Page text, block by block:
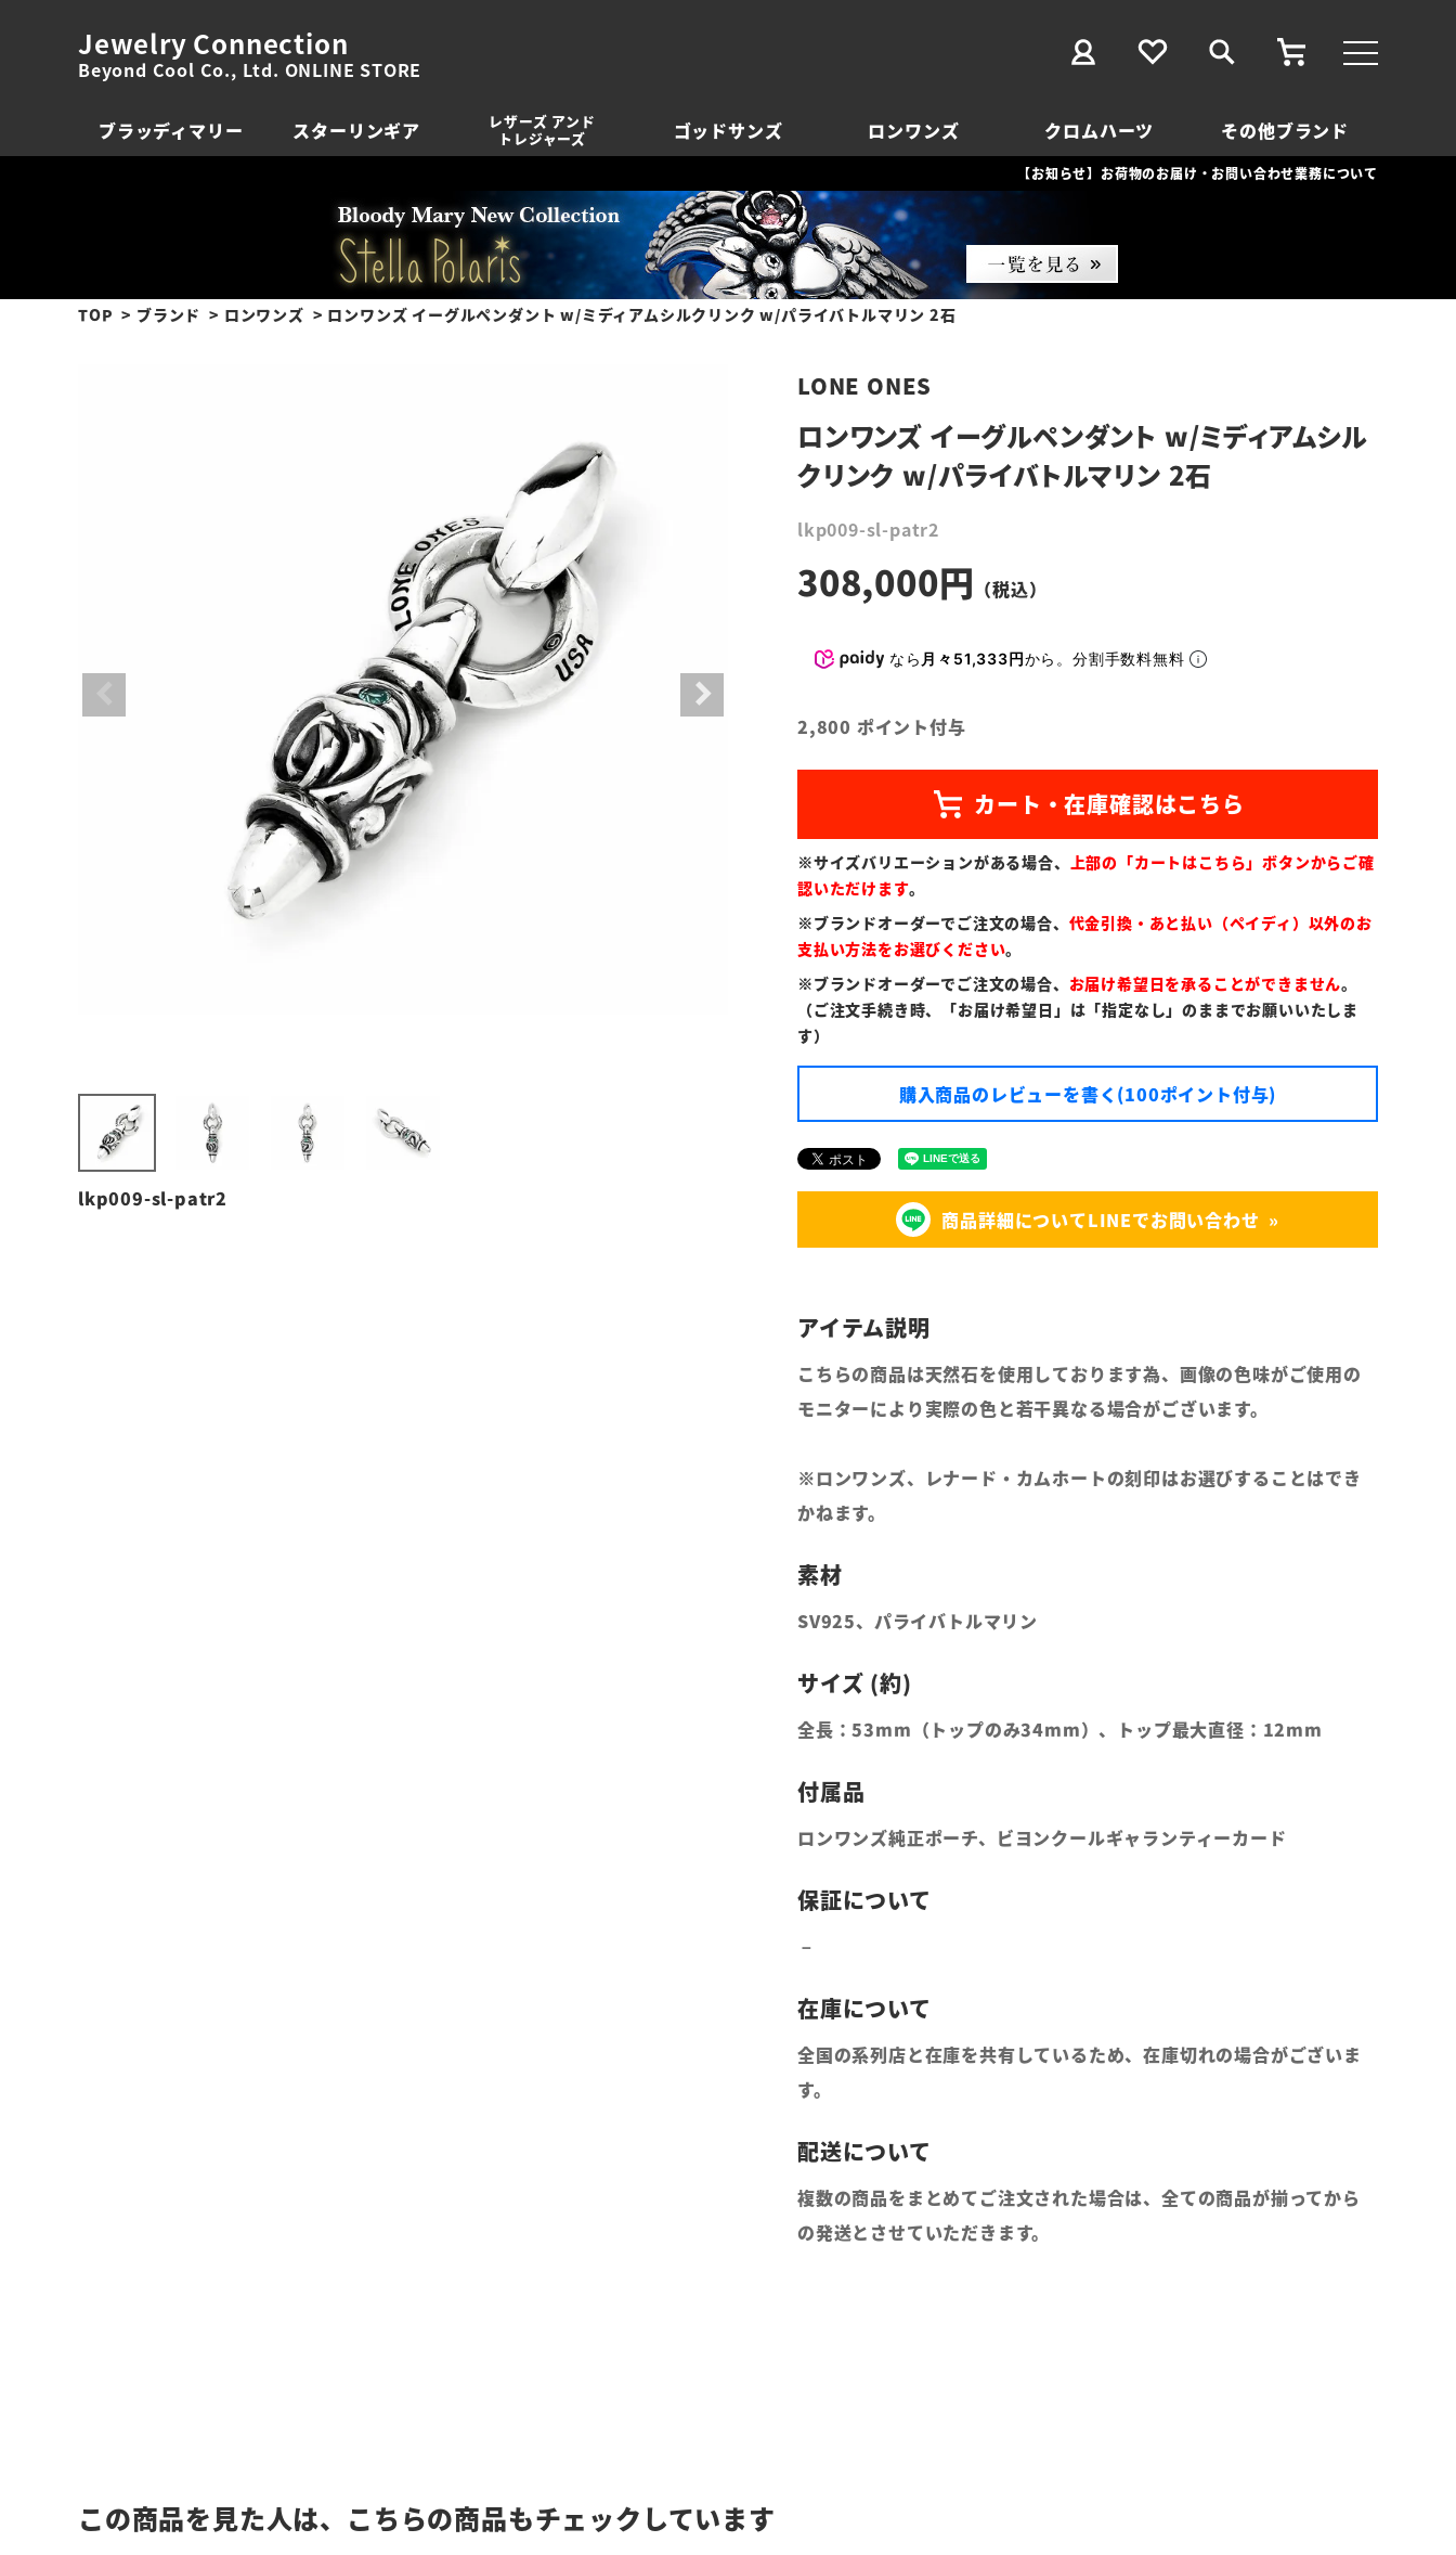
Jewelry Connection
Beyond Cool Co., Ltd. ONLINE STORE
ブラッディマリー スターリンギア
レザーズ アンド
トレジャーズ
ゴッドサンズ ロンワンズ クロムハーツ その他ブランド
【お知らせ】お荷物のお届け・お問い合わせ業務について
TOP ブランド ロンワンズ ロンワンズ イーグルペンダント w/ミディアムシルクリンク w/パライバトルマリン 2石
lkp009-sl-patr2
LONE ONES
ロンワンズ イーグルペンダント w/ミディアムシル
クリンク w/パライバトルマリン 2石
lkp009-sl-patr2
308,000
なら 月々51,333円から。分割手数料無料
2,800 ポイント付与
※サイズバリエーションがある場合、
上部の「カートはこちら」ボタンからご確
認いただけます。
※ブランドオーダーでご注文の場合、 代金引換・あと払い（ペイディ）以外のお
支払い方法をお選びください。
※ブランドオーダーでご注文の場合、 お届け希望日を承ることができません。
（ご注文手続き時、「お届け希望日」は「指定なし」のままでお願いいたしま
す）
購入商品のレビューを書く(100ポイント付与)
商品詳細についてLINEでお問い合わせ
こちらの商品は天然石を使用しております為、画像の色味がご使用の
モニターにより実際の色と若干異なる場合がございます。
※ロンワンズ、レナード・カムホートの刻印はお選びすることはでき
かねます。
SV925、パライバトルマリン
全長：53mm（トップのみ34mm）、トップ最大直径：12mm
ロンワンズ純正ポーチ、ビヨンクールギャランティーカード
全国の系列店と在庫を共有しているため、在庫切れの場合がございま
す。
複数の商品をまとめてご注文された場合は、全ての商品が揃ってから
の発送とさせていただきます。
この商品を見た人は、こちらの商品もチェックしています